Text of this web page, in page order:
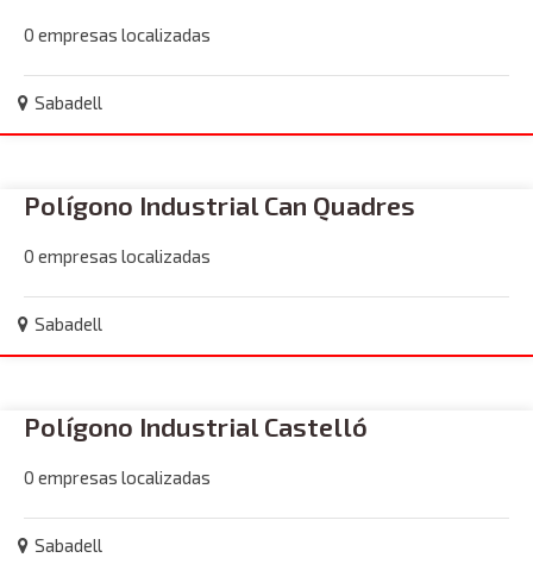
0 empresas localizadas
Sabadell
Polígono Industrial Can Quadres
0 empresas localizadas
Sabadell
Polígono Industrial Castelló
0 empresas localizadas
Sabadell